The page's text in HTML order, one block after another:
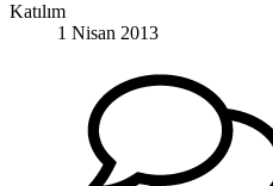
Katılım
1 Nisan 2013